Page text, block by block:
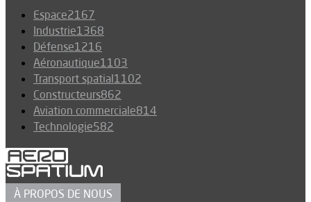
Espace2167
Industrie1368
Défense1216
Aéronautique1103
Transport spatial1102
Constructeurs862
Aviation commerciale814
Technologie582
À PROPOS DE NOUS